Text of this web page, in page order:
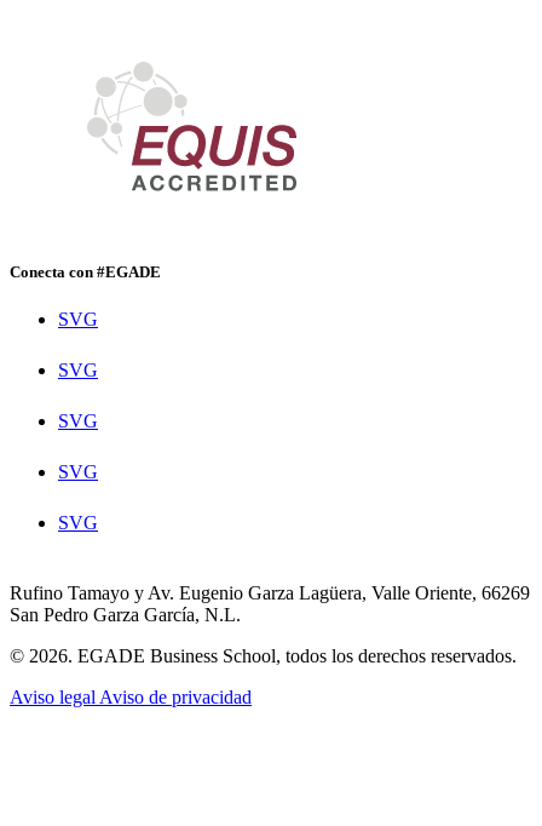
Conecta con #EGADE
SVG
SVG
SVG
SVG
SVG
Rufino Tamayo y Av. Eugenio Garza Lagüera, Valle Oriente, 66269
San Pedro Garza García, N.L.
© 2026. EGADE Business School, todos los derechos reservados.
Aviso legal Aviso de privacidad